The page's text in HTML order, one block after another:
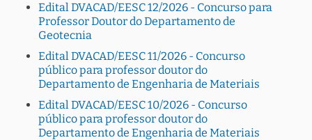
Edital DVACAD/EESC 12/2026 - Concurso para
Professor Doutor do Departamento de
Geotecnia
Edital DVACAD/EESC 11/2026 - Concurso
público para professor doutor do
Departamento de Engenharia de Materiais
Edital DVACAD/EESC 10/2026 - Concurso
público para professor doutor do
Departamento de Engenharia de Materiais